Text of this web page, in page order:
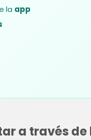
la app
a través